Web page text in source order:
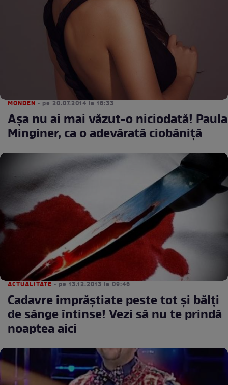
MONDEN • pe 20.07.2014 la 16:33
Aşa nu ai mai văzut-o niciodată! Paula
Minginer, ca o adevărată ciobăniţă
ACTUALITATE • pe 13.12.2013 la 09:46
Cadavre împrăştiate peste tot şi bălţi
de sânge întinse! Vezi să nu te prindă
noaptea aici